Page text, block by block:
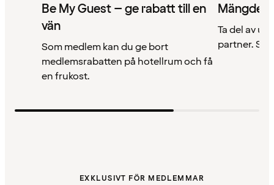
Be My Guest – ge rabatt till en
vän
Som medlem kan du ge bort
medlemsrabatten på hotellrum och få
en frukost.
Mängder
Ta del av
partner. Se
EXKLUSIVT FÖR MEDLEMMAR